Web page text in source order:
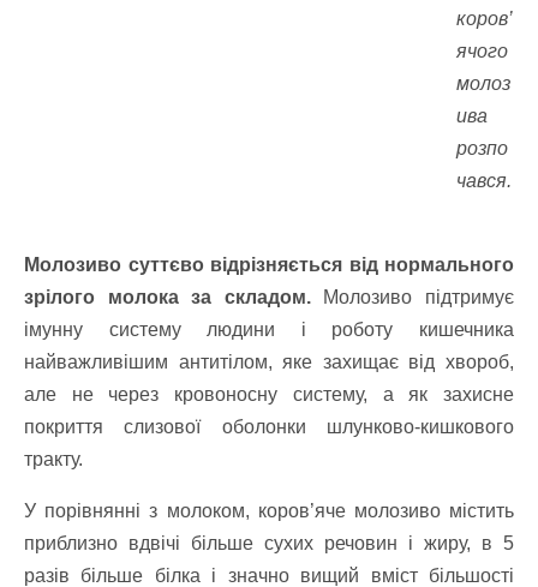
коров’
ячого
молоз
ива
розпо
чався.
Молозиво суттєво відрізняється від нормального
зрілого молока за складом.Молозиво підтримує
імунну систему людини і роботу кишечника
найважливішим антитілом, яке захищає від хвороб,
але не через кровоносну систему, а як захисне
покриття слизової оболонки шлунково-кишкового
тракту.
У порівнянні з молоком, коров’яче молозиво містить
приблизно вдвічі більше сухих речовин і жиру, в 5
разів більше білка і значно вищий вміст більшості